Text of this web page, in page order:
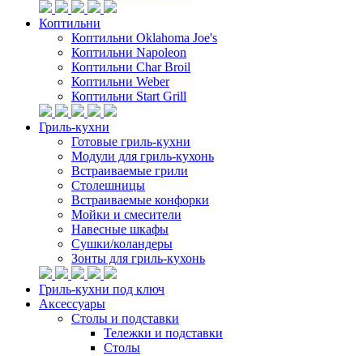
Коптильни
Коптильни Oklahoma Joe's
Коптильни Napoleon
Коптильни Char Broil
Коптильни Weber
Коптильни Start Grill
Гриль-кухни
Готовые гриль-кухни
Модули для гриль-кухонь
Встраиваемые грили
Столешницы
Встраиваемые конфорки
Мойки и смесители
Навесные шкафы
Сушки/коландеры
Зонты для гриль-кухонь
Гриль-кухни под ключ
Аксессуары
Столы и подставки
Тележки и подставки
Столы